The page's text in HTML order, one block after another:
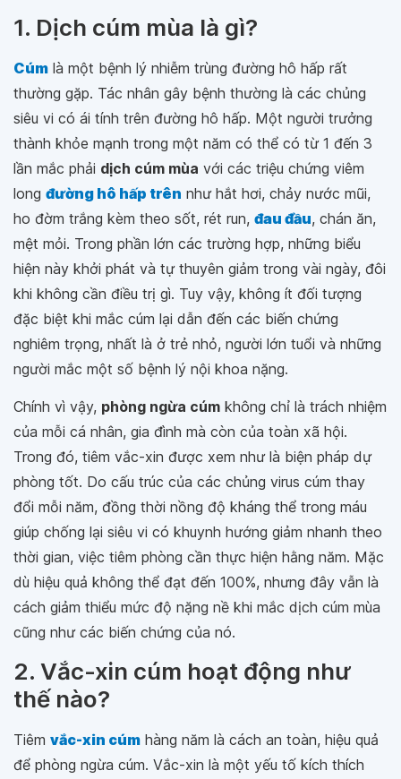
1. Dịch cúm mùa là gì?
Cúm là một bệnh lý nhiễm trùng đường hô hấp rất
thường gặp. Tác nhân gây bệnh thường là các chủng
siêu vi có ái tính trên đường hô hấp. Một người trưởng
thành khỏe mạnh trong một năm có thể có từ 1 đến 3
lần mắc phải dịch cúm mùa với các triệu chứng viêm
long đường hô hấp trên như hắt hơi, chảy nước mũi,
ho đờm trắng kèm theo sốt, rét run, đau đầu, chán ăn,
mệt mỏi. Trong phần lớn các trường hợp, những biểu
hiện này khởi phát và tự thuyên giảm trong vài ngày, đôi
khi không cần điều trị gì. Tuy vậy, không ít đối tượng
đặc biệt khi mắc cúm lại dẫn đến các biến chứng
nghiêm trọng, nhất là ở trẻ nhỏ, người lớn tuổi và những
người mắc một số bệnh lý nội khoa nặng.
Chính vì vậy, phòng ngừa cúm không chỉ là trách nhiệm
của mỗi cá nhân, gia đình mà còn của toàn xã hội.
Trong đó, tiêm vắc-xin được xem như là biện pháp dự
phòng tốt. Do cấu trúc của các chủng virus cúm thay
đổi mỗi năm, đồng thời nồng độ kháng thể trong máu
giúp chống lại siêu vi có khuynh hướng giảm nhanh theo
thời gian, việc tiêm phòng cần thực hiện hằng năm. Mặc
dù hiệu quả không thể đạt đến 100%, nhưng đây vẫn là
cách giảm thiểu mức độ nặng nề khi mắc dịch cúm mùa
cũng như các biến chứng của nó.
2. Vắc-xin cúm hoạt động như
thế nào?
Tiêm vắc-xin cúm hàng năm là cách an toàn, hiệu quả
để phòng ngừa cúm. Vắc-xin là một yếu tố kích thích